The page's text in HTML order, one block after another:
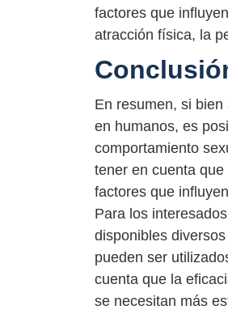
factores que
atracción física, la
En resumen, si
en humanos, es
comportamiento
tener en cuenta
factores que
Para los
disponibles
pueden ser
cuenta que la
se necesitan más